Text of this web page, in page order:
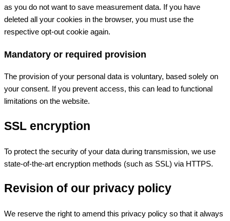
as you do not want to save measurement data. If you have
deleted all your cookies in the browser, you must use the
respective opt-out cookie again.
Mandatory or required provision
The provision of your personal data is voluntary, based solely on
your consent. If you prevent access, this can lead to functional
limitations on the website.
SSL encryption
To protect the security of your data during transmission, we use
state-of-the-art encryption methods (such as SSL) via HTTPS.
Revision of our privacy policy
We reserve the right to amend this privacy policy so that it always